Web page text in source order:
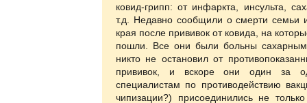
ковид-грипп: от инфаркта, инсульта,
т.д. Недавно сообщили о смерти семьи
края после прививок от ковида, на
пошли. Все они были больны
никто не остановил от
прививок, и вскоре они один за
специалистам по противодействию
чипизации?) присоединились не